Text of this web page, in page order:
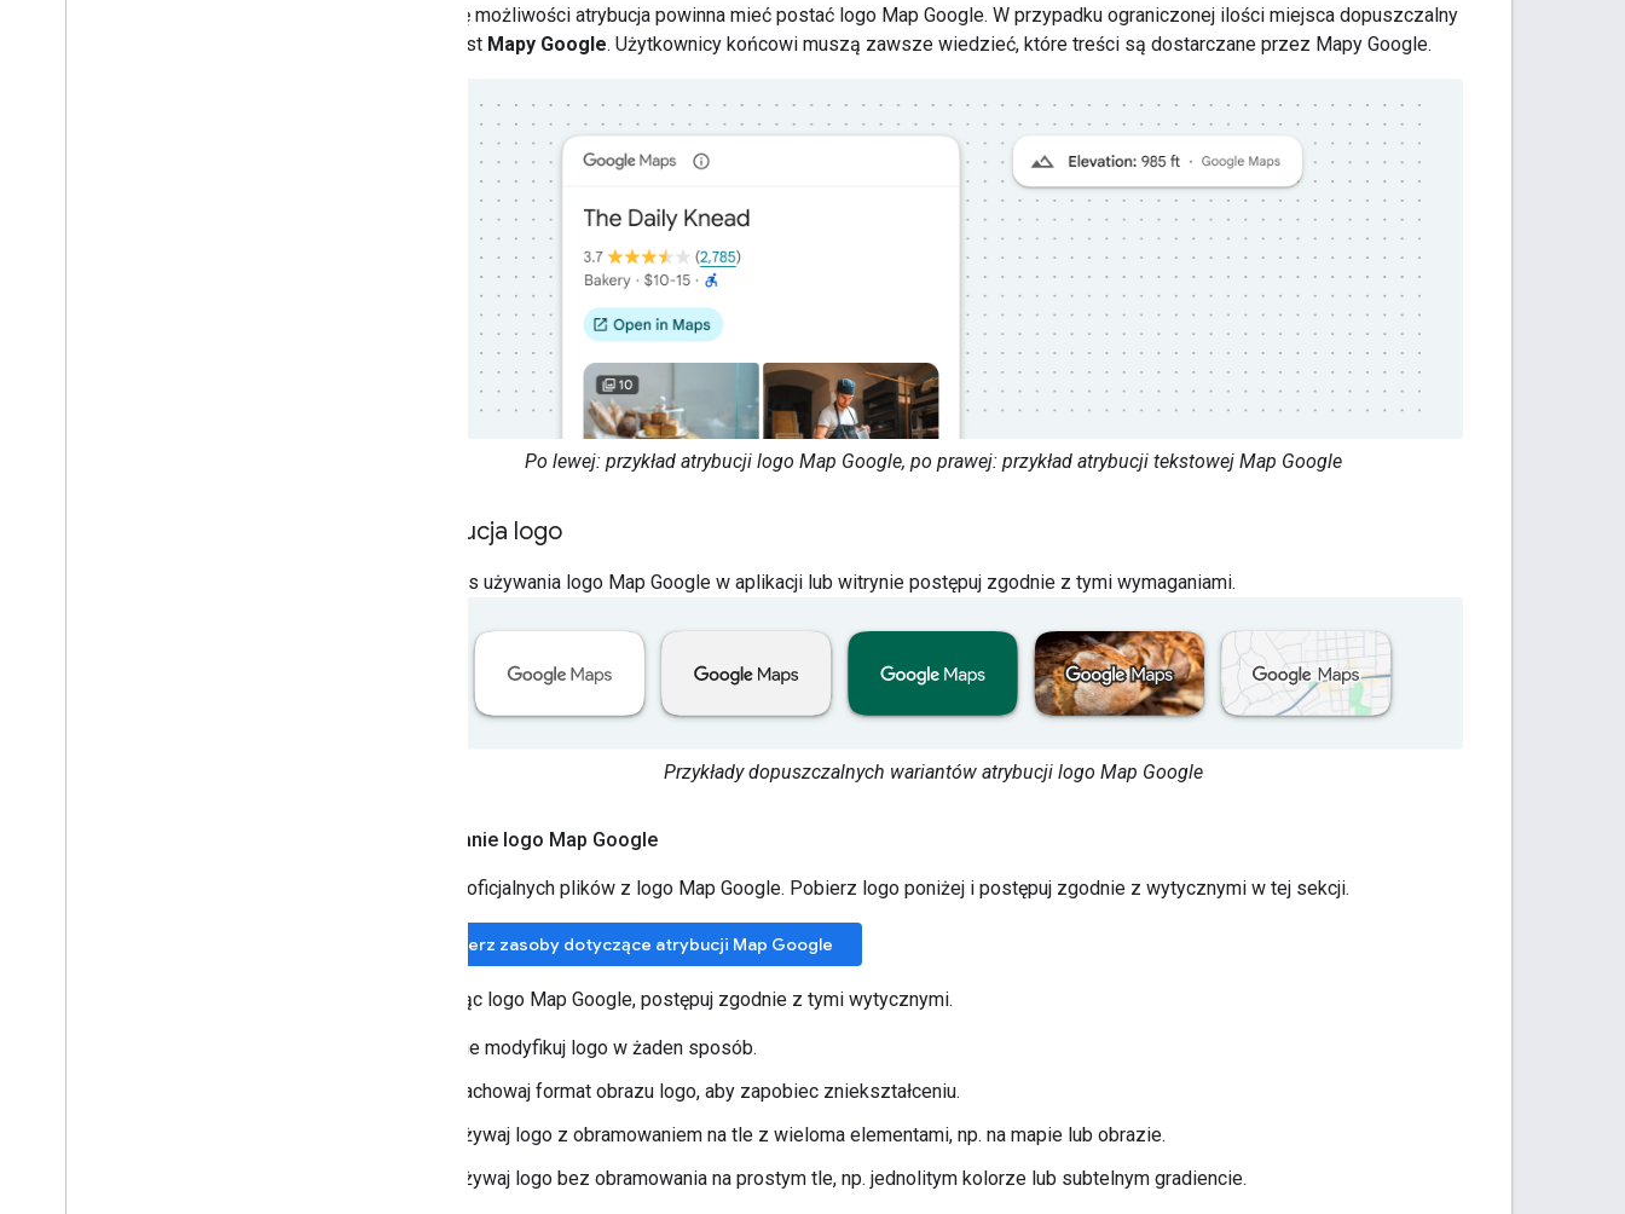
W miarę możliwości atrybucja powinna mieć postać logo Map Google. W przypadku ograniczonej ilości miejsca dopuszczalny
jest tekst Mapy Google. Użytkownicy końcowi muszą zawsze wiedzieć, które treści są dostarczane przez Mapy Google.
Po lewej: przykład atrybucji logo Map Google, po prawej: przykład atrybucji tekstowej Map Google
Atrybucja logo
Podczas używania logo Map Google w aplikacji lub witrynie postępuj zgodnie z tymi wymaganiami.
Przykłady dopuszczalnych wariantów atrybucji logo Map Google
Pobieranie logo Map Google
Używaj oficjalnych plików z logo Map Google. Pobierz logo poniżej i postępuj zgodnie z wytycznymi w tej sekcji.
Pobierz zasoby dotyczące atrybucji Map Google
Używając logo Map Google, postępuj zgodnie z tymi wytycznymi.
Nie modyfikuj logo w żaden sposób.
Zachowaj format obrazu logo, aby zapobiec zniekształceniu.
Używaj logo z obramowaniem na tle z wieloma elementami, np. na mapie lub obrazie.
Używaj logo bez obramowania na prostym tle, np. jednolitym kolorze lub subtelnym gradiencie.